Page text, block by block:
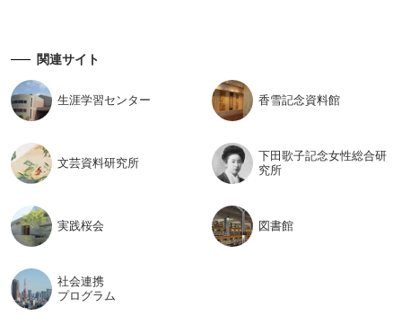
関連サイト
生涯学習センター 香雪記念資料館
文芸資料研究所
下田歌子記念女性総合研
究所
実践桜会 図書館
社会連携
プログラム